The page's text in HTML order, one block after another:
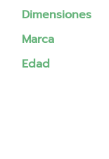
Dimensiones
Marca
Edad